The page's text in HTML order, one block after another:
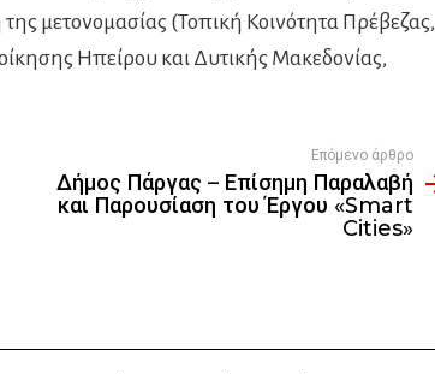
μετονομασίας (Τοπική Κοινότητα Πρέβεζας,
Ηπείρου και Δυτικής Μακεδονίας,
Επόμενο άρθρο
Δήμος Πάργας – Επίσημη Παραλαβή
και Παρουσίαση του Έργου «Smart
Cities»